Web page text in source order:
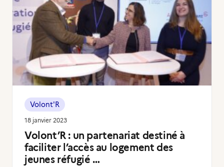
Volont'R
18 janvier 2023
Volont’R : un partenariat destiné à
faciliter l’accès au logement des
jeunes réfugié …